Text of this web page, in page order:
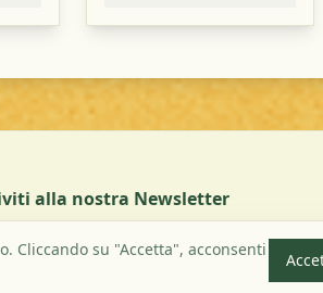
alla nostra Newsletter
Iscriviti
Cliccando su "Accetta", acconsenti